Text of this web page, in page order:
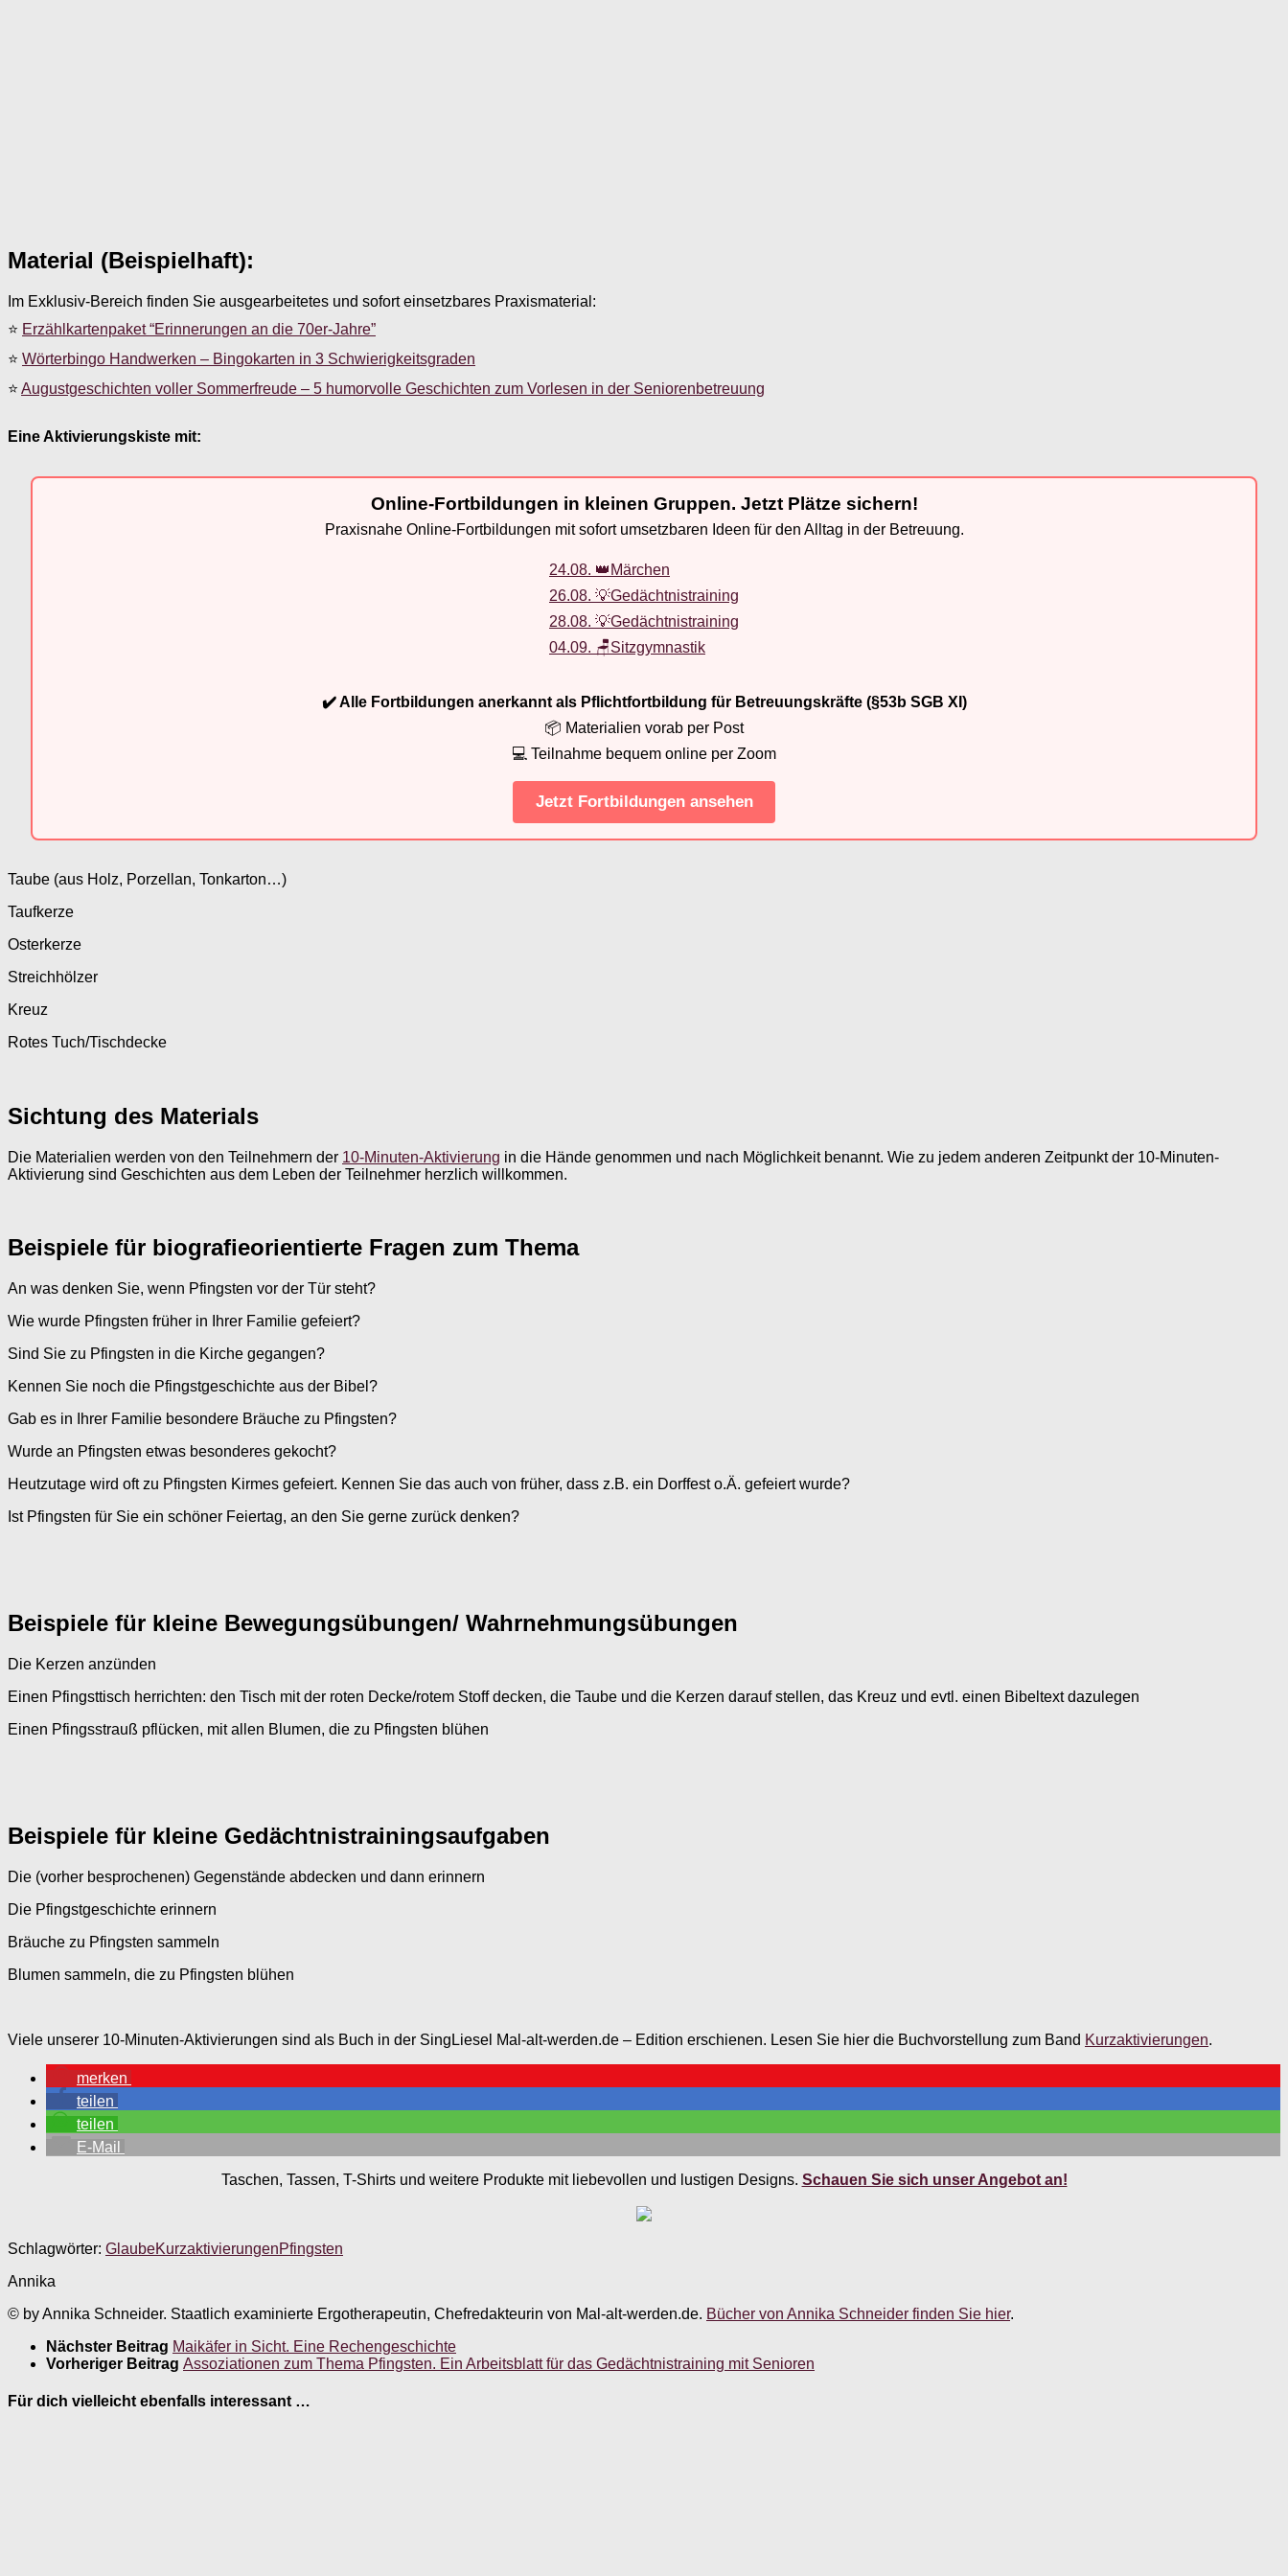
Material (Beispielhaft):
Im Exklusiv-Bereich finden Sie ausgearbeitetes und sofort einsetzbares Praxismaterial:
⭐ Erzählkartenpaket “Erinnerungen an die 70er-Jahre”
⭐ Wörterbingo Handwerken – Bingokarten in 3 Schwierigkeitsgraden
⭐ Augustgeschichten voller Sommerfreude – 5 humorvolle Geschichten zum Vorlesen in der Seniorenbetreuung
Eine Aktivierungskiste mit:
Online-Fortbildungen in kleinen Gruppen. Jetzt Plätze sichern!
Praxisnahe Online-Fortbildungen mit sofort umsetzbaren Ideen für den Alltag in der Betreuung.
24.08. 👑Märchen
26.08. 💡Gedächtnistraining
28.08. 💡Gedächtnistraining
04.09. 🪑Sitzgymnastik
✔️ Alle Fortbildungen anerkannt als Pflichtfortbildung für Betreuungskräfte (§53b SGB XI)
📦 Materialien vorab per Post
💻 Teilnahme bequem online per Zoom
Jetzt Fortbildungen ansehen
Taube (aus Holz, Porzellan, Tonkarton…)
Taufkerze
Osterkerze
Streichhölzer
Kreuz
Rotes Tuch/Tischdecke
Sichtung des Materials
Die Materialien werden von den Teilnehmern der 10-Minuten-Aktivierung in die Hände genommen und nach Möglichkeit benannt. Wie zu jedem anderen Zeitpunkt der 10-Minuten-
Aktivierung sind Geschichten aus dem Leben der Teilnehmer herzlich willkommen.
Beispiele für biografieorientierte Fragen zum Thema
An was denken Sie, wenn Pfingsten vor der Tür steht?
Wie wurde Pfingsten früher in Ihrer Familie gefeiert?
Sind Sie zu Pfingsten in die Kirche gegangen?
Kennen Sie noch die Pfingstgeschichte aus der Bibel?
Gab es in Ihrer Familie besondere Bräuche zu Pfingsten?
Wurde an Pfingsten etwas besonderes gekocht?
Heutzutage wird oft zu Pfingsten Kirmes gefeiert. Kennen Sie das auch von früher, dass z.B. ein Dorffest o.Ä. gefeiert wurde?
Ist Pfingsten für Sie ein schöner Feiertag, an den Sie gerne zurück denken?
Beispiele für kleine Bewegungsübungen/ Wahrnehmungsübungen
Die Kerzen anzünden
Einen Pfingsttisch herrichten: den Tisch mit der roten Decke/rotem Stoff decken, die Taube und die Kerzen darauf stellen, das Kreuz und evtl. einen Bibeltext dazulegen
Einen Pfingsstrauß pflücken, mit allen Blumen, die zu Pfingsten blühen
Beispiele für kleine Gedächtnistrainingsaufgaben
Die (vorher besprochenen) Gegenstände abdecken und dann erinnern
Die Pfingstgeschichte erinnern
Bräuche zu Pfingsten sammeln
Blumen sammeln, die zu Pfingsten blühen
Viele unserer 10-Minuten-Aktivierungen sind als Buch in der SingLiesel Mal-alt-werden.de – Edition erschienen. Lesen Sie hier die Buchvorstellung zum Band Kurzaktivierungen.
merken
teilen
teilen
E-Mail
Taschen, Tassen, T-Shirts und weitere Produkte mit liebevollen und lustigen Designs. Schauen Sie sich unser Angebot an!
Schlagwörter: GlaubeKurzaktivierungenPfingsten
Annika
© by Annika Schneider. Staatlich examinierte Ergotherapeutin, Chefredakteurin von Mal-alt-werden.de. Bücher von Annika Schneider finden Sie hier.
Nächster Beitrag Maikäfer in Sicht. Eine Rechengeschichte
Vorheriger Beitrag Assoziationen zum Thema Pfingsten. Ein Arbeitsblatt für das Gedächtnistraining mit Senioren
Für dich vielleicht ebenfalls interessant …